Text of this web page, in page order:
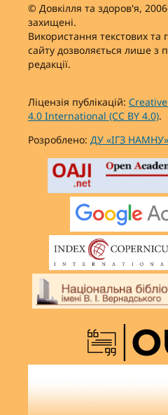
© Довкілля та здоров'я,
захищені.
Використання текстових та
сайту дозволяється лише з
редакції.
Ліцензія публікацій:
4.0 International (CC BY 4.0).
Розроблено: ДУ «ІГЗ НАМНУ»